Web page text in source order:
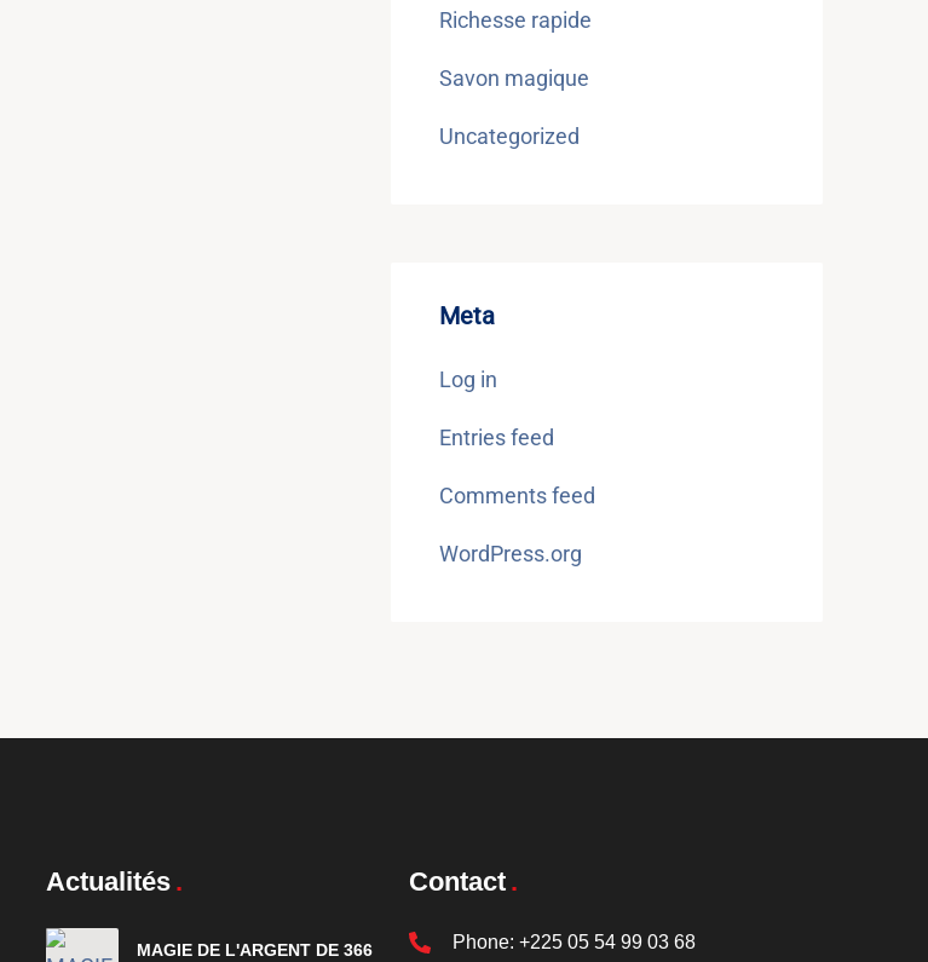
Richesse rapide
Savon magique
Uncategorized
Meta
Log in
Entries feed
Comments feed
WordPress.org
Actualités
MAGIE DE L'ARGENT DE 366
Contact
Phone: +225 05 54 99 03 68